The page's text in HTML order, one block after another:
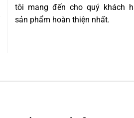
tôi mang đến cho quý khách
sản phẩm hoàn thiện nhất.